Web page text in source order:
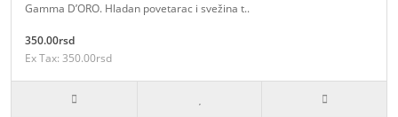
Gamma D’ORO. Hladan povetarac i svežina t..
350.00rsd
Ex Tax: 350.00rsd